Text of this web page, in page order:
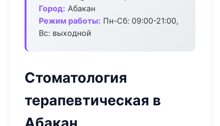
Город: Абакан
Режим работы: Пн-Сб: 09:00-21:00,
Вс: выходной
Стоматология
терапевтическая в